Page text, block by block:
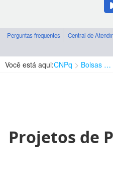
Perguntas frequentes Central de
Você está aqui:CNPq Bolsas e Auxílios Vigentes
Projetos de